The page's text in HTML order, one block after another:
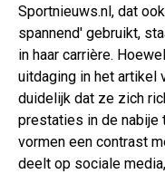
Sportnieuws.nl, dat
spannend' gebruikt,
in haar carrière.
uitdaging in het artikel
duidelijk dat ze zich
prestaties in de
vormen een contrast
deelt op sociale